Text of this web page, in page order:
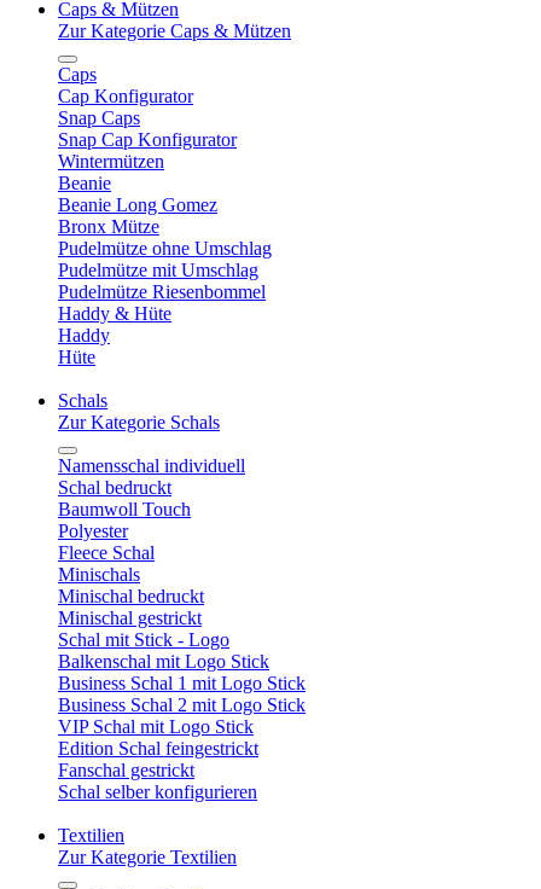
Caps & Mützen
Zur Kategorie Caps & Mützen
Caps
Cap Konfigurator
Snap Caps
Snap Cap Konfigurator
Wintermützen
Beanie
Beanie Long Gomez
Bronx Mütze
Pudelmütze ohne Umschlag
Pudelmütze mit Umschlag
Pudelmütze Riesenbommel
Haddy & Hüte
Haddy
Hüte
Schals
Zur Kategorie Schals
Namensschal individuell
Schal bedruckt
Baumwoll Touch
Polyester
Fleece Schal
Minischals
Minischal bedruckt
Minischal gestrickt
Schal mit Stick - Logo
Balkenschal mit Logo Stick
Business Schal 1 mit Logo Stick
Business Schal 2 mit Logo Stick
VIP Schal mit Logo Stick
Edition Schal feingestrickt
Fanschal gestrickt
Schal selber konfigurieren
Textilien
Zur Kategorie Textilien